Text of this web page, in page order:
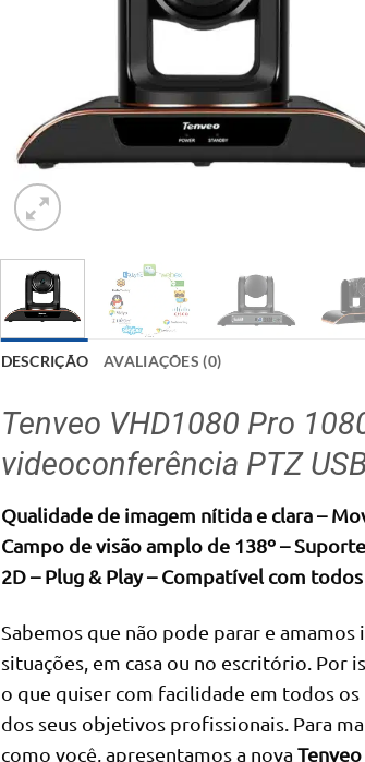
DESCRIÇÃO AVALIAÇÕES (0)
Tenveo VHD1080 Pro
videoconferência PTZ
Qualidade de imagem nítida e clara –
Campo de visão amplo de 138º –
2D – Plug & Play – Compatível com
Sabemos que não pode parar e amamos
situações, em casa ou no escritório. Por
o que quiser com facilidade em todos os
dos seus objetivos profissionais. Para
como você, apresentamos a nova